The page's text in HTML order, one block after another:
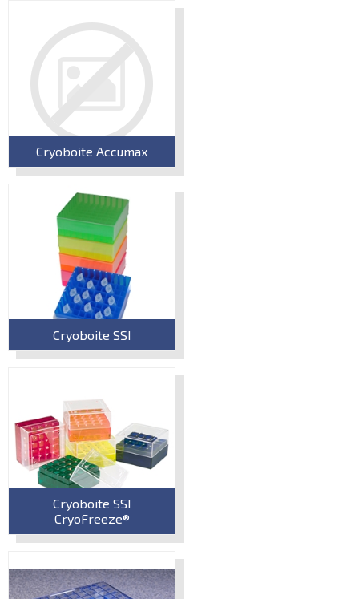
Cryoboite Accumax
Cryoboite SSI
Cryoboite SSI
CryoFreeze®